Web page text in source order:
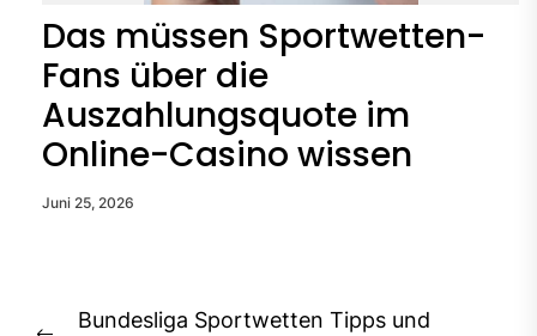
Das müssen Sportwetten-
Fans über die
Auszahlungsquote im
Online-Casino wissen
Juni 25, 2026
Beitragsnavigation
Bundesliga Sportwetten Tipps und